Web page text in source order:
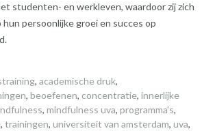
studenten- en werkleven, waardoor zij zich
persoonlijke groei en succes op
, academische druk,
, beoefenen, concentratie, innerlijke
, mindfulness uva, programma's,
, trainingen, universiteit van amsterdam, uva,